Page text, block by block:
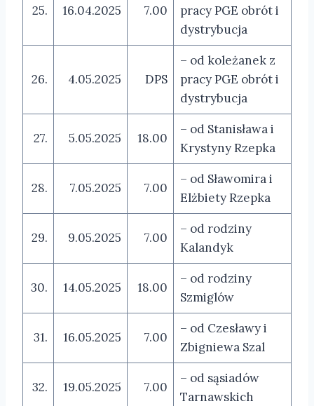
25. 16.04.2025 7.00
pracy PGE obrót i
dystrybucja
26. 4.05.2025 DPS
– od koleżanek z
pracy PGE obrót i
dystrybucja
27. 5.05.2025 18.00
– od Stanisława i
Krystyny Rzepka
28. 7.05.2025 7.00
– od Sławomira i
Elżbiety Rzepka
29. 9.05.2025 7.00
– od rodziny
Kalandyk
30. 14.05.2025 18.00
– od rodziny
Szmiglów
31. 16.05.2025 7.00
– od Czesławy i
Zbigniewa Szal
32. 19.05.2025 7.00
– od sąsiadów
Tarnawskich